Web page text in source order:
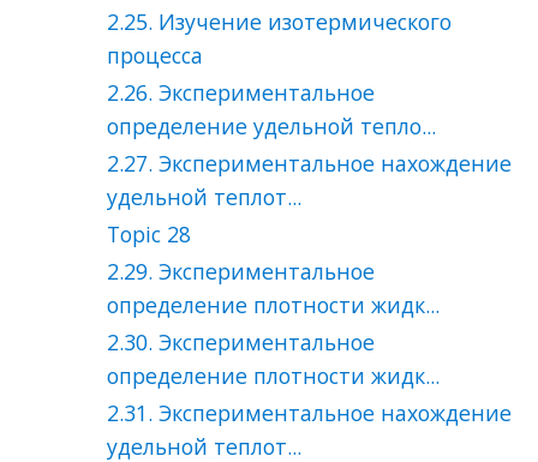
2.25. Изучение изотермического
процесса
2.26. Экспериментальное
определение удельной тепло...
2.27. Экспериментальное нахождение
удельной теплот...
Topic 28
2.29. Экспериментальное
определение плотности жидк...
2.30. Экспериментальное
определение плотности жидк...
2.31. Экспериментальное нахождение
удельной теплот...